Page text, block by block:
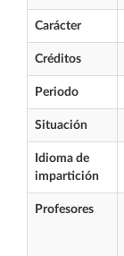
Carácter
Créditos
Periodo
Situación
Idioma de
impartición
Profesores